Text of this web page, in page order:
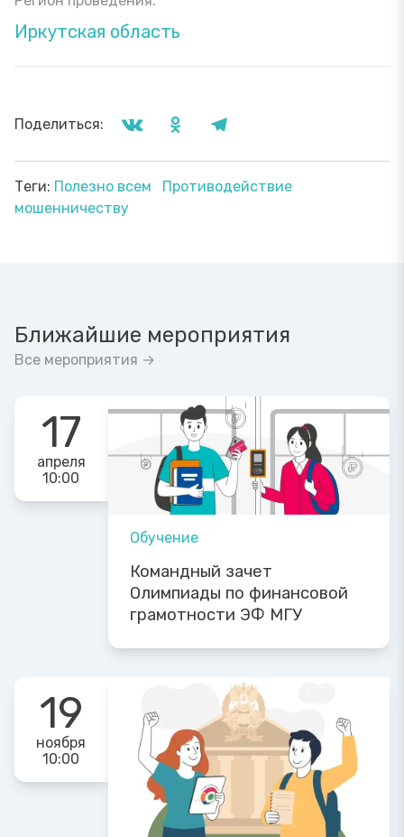
Иркутская область
Поделиться:
Теги: Полезно всем
Противодействие
мошенничеству
Ближайшие мероприятия
Все мероприятия →
17
апреля
10:00
Обучение
Командный зачет
Олимпиады по финансовой
грамотности ЭФ МГУ
19
ноября
10:00